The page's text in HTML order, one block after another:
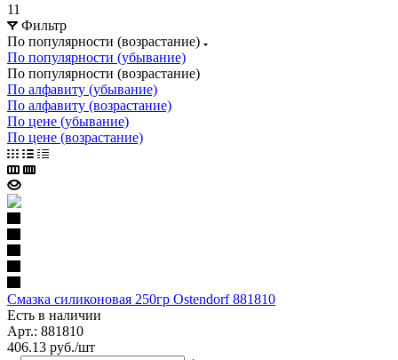
11
Фильтр
По популярности (возрастание)
По популярности (убывание)
По популярности (возрастание)
По алфавиту (убывание)
По алфавиту (возрастание)
По цене (убывание)
По цене (возрастание)
Смазка силиконовая 250гр Ostendorf 881810
Есть в наличии
Арт.: 881810
406.13 руб./шт